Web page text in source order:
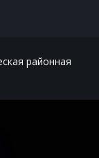
районная